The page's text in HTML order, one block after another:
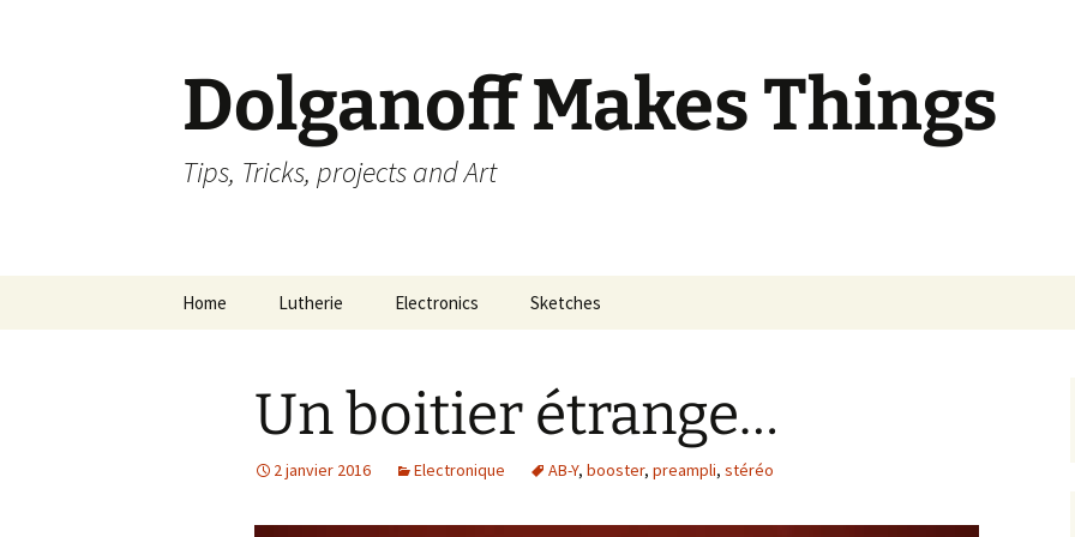
Dolganoff Makes Things
Tips, Tricks, projects and Art
Home Lutherie Electronics Sketches
Un boitier étrange…
2 janvier 2016 Electronique AB-Y, booster, preampli, stéréo